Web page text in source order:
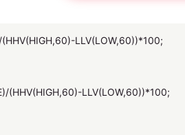
LLV(LOW,60))*100;
(HHV(HIGH,60)-LLV(LOW,60))*100;